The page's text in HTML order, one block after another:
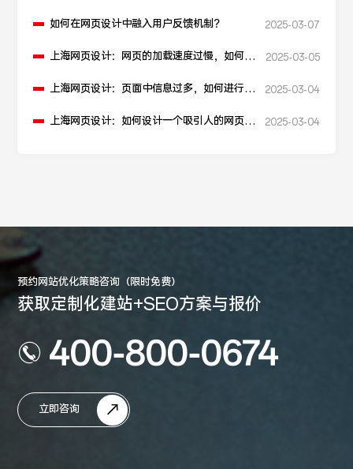
如何在网页设计中融入用户反馈机制？ 2025-03-07
上海网页设计：网页的加载速度过慢，如何进
2025-03-05
上海网页设计：页面中信息过多，如何进行信
2025-03-04
上海网页设计：如何设计一个吸引人的网页加
2025-03-04
预约网站优化策略咨询（限时免费）
获取定制化建站+SEO方案与报价
400-800-0674
立即咨询